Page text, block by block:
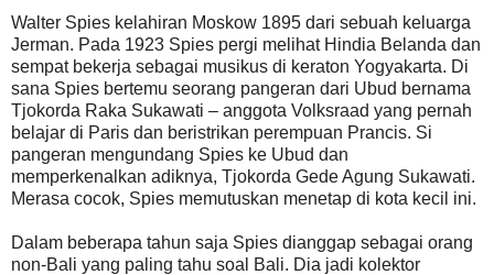
Walter Spies kelahiran Moskow 1895 dari sebuah keluarga
Jerman. Pada 1923 Spies pergi melihat Hindia Belanda dan
sempat bekerja sebagai musikus di keraton Yogyakarta. Di
sana Spies bertemu seorang pangeran dari Ubud bernama
Tjokorda Raka Sukawati – anggota Volksraad yang pernah
belajar di Paris dan beristrikan perempuan Prancis. Si
pangeran mengundang Spies ke Ubud dan
memperkenalkan adiknya, Tjokorda Gede Agung Sukawati.
Merasa cocok, Spies memutuskan menetap di kota kecil ini.
Dalam beberapa tahun saja Spies dianggap sebagai orang
non-Bali yang paling tahu soal Bali. Dia jadi kolektor